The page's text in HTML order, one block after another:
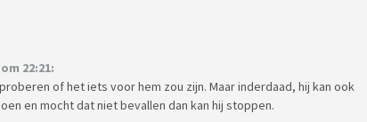
22:21:
of het iets voor hem zou zijn. Maar inderdaad, hij kan ook
en mocht dat niet bevallen dan kan hij stoppen.